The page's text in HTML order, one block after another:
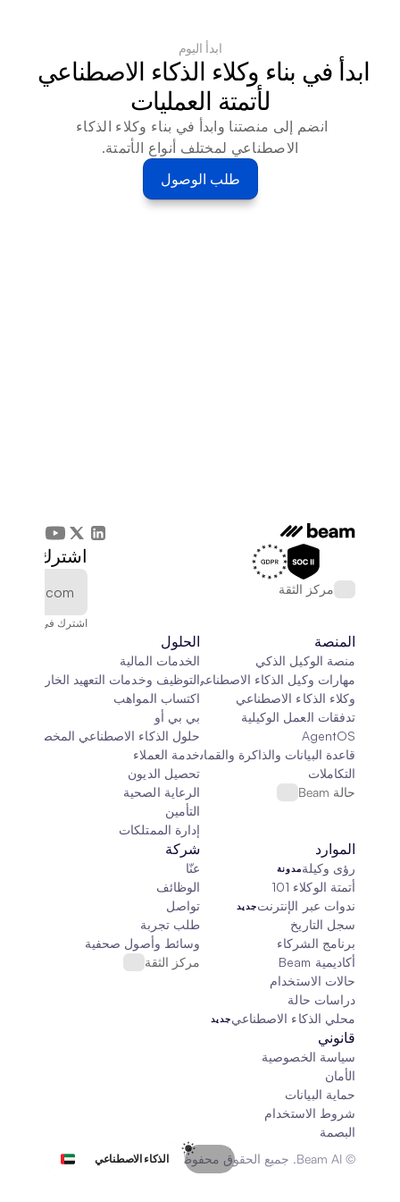
ابدأ اليوم
لأتمتة العمليات
الاصطناعي لمختلف أنواع الأتمتة.
طلب الوصول
مركز الثقة
اشترك في
اشترك في النشرة
المنصة
منصة الوكيل الذكي
مهارات وكيل الذكاء الاصطناعي
وكلاء الذكاء الاصطناعي
تدفقات العمل الوكيلية
AgentOS
قاعدة البيانات والذاكرة والقماش
التكاملات
حالة Beam
الحلول
الخدمات المالية
التوظيف وخدمات التعهيد الخارجي
اكتساب المواهب
بي بي أو
حلول الذكاء الاصطناعي المخصصة
خدمة العملاء
تحصيل الديون
الرعاية الصحية
التأمين
إدارة الممتلكات
الموارد
رؤى وكيلةمدونة
أتمتة الوكلاء 101
ندوات عبر الإنترنتجديد
سجل التاريخ
برنامج الشركاء
أكاديمية Beam
حالات الاستخدام
دراسات حالة
محلي الذكاء الاصطناعيجديد
شركة
عنّا
الوظائف
تواصل
طلب تجربة
وسائط وأصول صحفية
مركز الثقة
قانوني
سياسة الخصوصية
الأمان
حماية البيانات
شروط الاستخدام
البصمة
© Beam AI. جميع الحقوق محفوظة 2026
Select Language
الذكاء الاصطناعي